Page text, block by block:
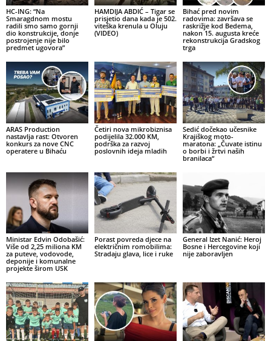
HC-ING: “Na
Smaragdnom mostu
radili smo samo gornji
dio konstrukcije, donje
postrojenje nije bilo
predmet ugovora”
HAMDIJA ABDIĆ – Tigar se
prisjetio dana kada je 502.
viteška krenula u Oluju
(VIDEO)
Bihać pred novim
radovima: završava se
raskrižje kod Bedema,
nakon 15. augusta kreće
rekonstrukcija Gradskog
trga
ARAS Production
nastavlja rast: Otvoren
konkurs za nove CNC
operatere u Bihaću
Četiri nova mikrobiznisa
podijelila 32.000 KM,
podrška za razvoj
poslovnih ideja mladih
Sedić dočekao učesnike
Krajiškog moto-
maratona: „Čuvate istinu
o borbi i žrtvi naših
branilaca“
Ministar Edvin Odobašić:
Više od 2,25 miliona KM
za puteve, vodovode,
deponije i komunalne
projekte širom USK
Porast povreda djece na
električnim romobilima:
Stradaju glava, lice i ruke
General Izet Nanić: Heroj
Bosne i Hercegovine koji
nije zaboravljen